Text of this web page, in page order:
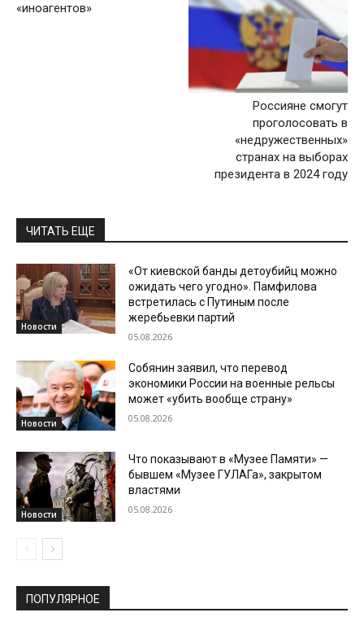
«иноагентов»
Россияне смогут
проголосовать в
«недружественных»
странах на выборах
президента в 2024 году
ЧИТАТЬ ЕЩЕ
Новости
«От киевской банды детоубийц можно
ожидать чего угодно». Памфилова
встретилась с Путиным после
жеребьевки партий
05.08.2026
Новости
Собянин заявил, что перевод
экономики России на военные рельсы
может «убить вообще страну»
05.08.2026
Новости
Что показывают в «Музее Памяти» —
бывшем «Музее ГУЛАГа», закрытом
властями
05.08.2026
ПОПУЛЯРНОЕ